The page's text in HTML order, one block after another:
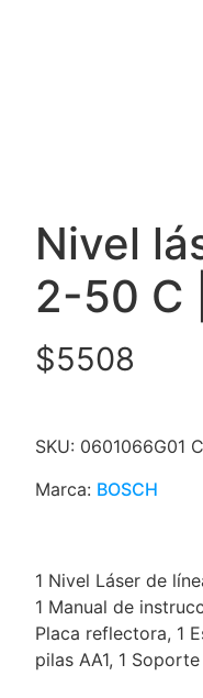
Nivel
2-50 C
$5508
SKU: 0601066G01
Marca: BOSCH
1 Nivel Láser de
1 Manual de
Placa reflectora, 1
pilas AA1, 1